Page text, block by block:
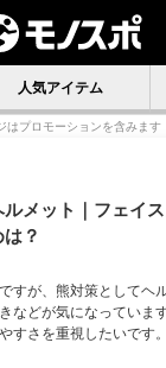
人気アイテム
はプロモーションを含みます
メット｜フェイ
？
すが、熊対策としてヘ
などが気になっていま
すさを重視したいです。